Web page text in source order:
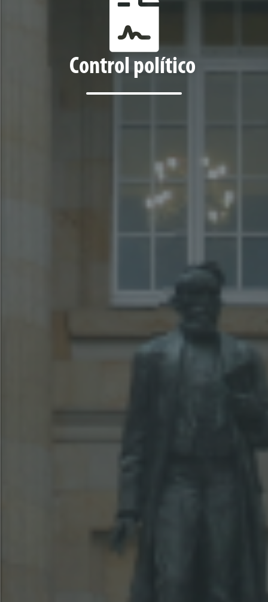
Control político